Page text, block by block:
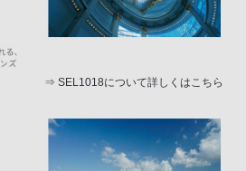
⇒ SEL1018について詳しくはこちら